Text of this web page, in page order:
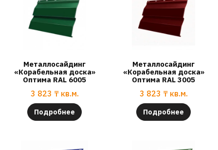
Металлосайдинг
«Корабельная доска»
Оптима RAL 6005
3 823 ₸ кв.м.
Подробнее
Металлосайдинг
«Корабельная доска»
Оптима RAL 3005
3 823 ₸ кв.м.
Подробнее